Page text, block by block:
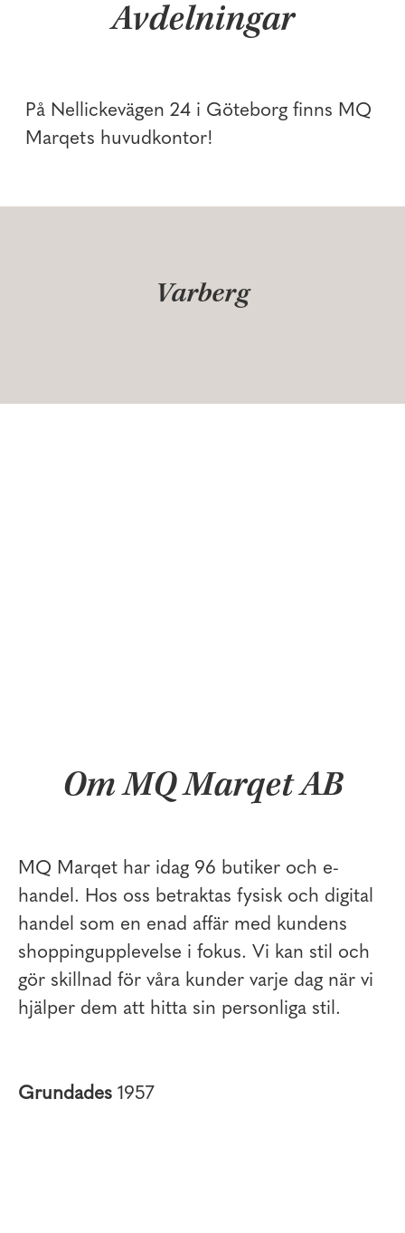
Avdelningar
På Nellickevägen 24 i Göteborg finns MQ
Marqets huvudkontor!
Butik
Varberg
Om MQ Marqet AB
MQ Marqet har idag 96 butiker och e-
handel. Hos oss betraktas fysisk och digital
handel som en enad affär med kundens
shoppingupplevelse i fokus. Vi kan stil och
gör skillnad för våra kunder varje dag när vi
hjälper dem att hitta sin personliga stil.
Grundades 1957